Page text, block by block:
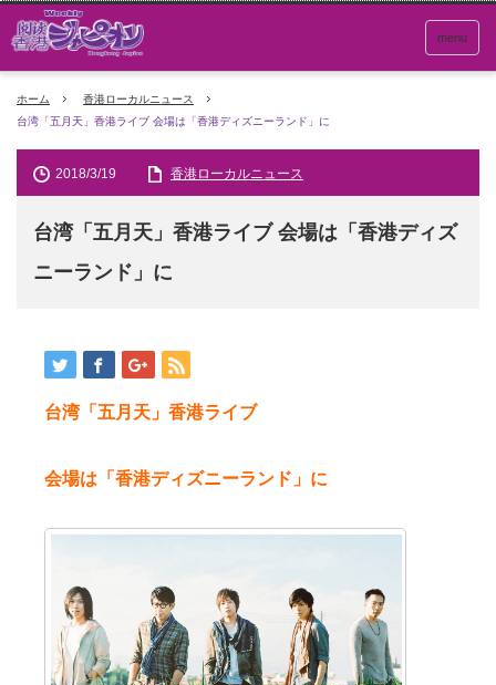
menu
ホーム
香港ローカルニュース
台湾「五月天」香港ライブ 会場は「香港ディズニーランド」に
2018/3/19 香港ローカルニュース
台湾「五月天」香港ライブ 会場は「香港ディズ
ニーランド」に
台湾「五月天」香港ライブ
会場は 「香港ディズニーランド」に